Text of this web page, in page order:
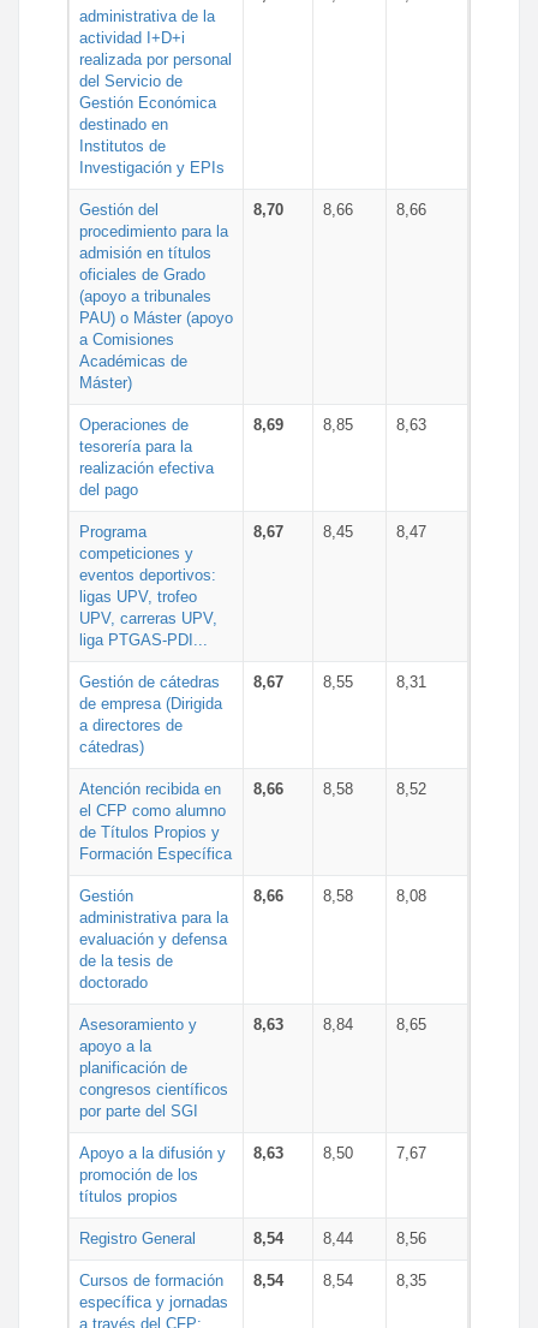
administrativa de la
actividad I+D+i
realizada por personal
del Servicio de
Gestión Económica
destinado en
Institutos de
Investigación y EPIs
Gestión del
procedimiento para la
admisión en títulos
oficiales de Grado
(apoyo a tribunales
PAU) o Máster (apoyo
a Comisiones
Académicas de
Máster)
8,70 8,66 8,66
Operaciones de
tesorería para la
realización efectiva
del pago
8,69 8,85 8,63
Programa
competiciones y
eventos deportivos:
ligas UPV, trofeo
UPV, carreras UPV,
liga PTGAS-PDI...
8,67 8,45 8,47
Gestión de cátedras
de empresa (Dirigida
a directores de
cátedras)
8,67 8,55 8,31
Atención recibida en
el CFP como alumno
de Títulos Propios y
Formación Específica
8,66 8,58 8,52
Gestión
administrativa para la
evaluación y defensa
de la tesis de
doctorado
8,66 8,58 8,08
Asesoramiento y
apoyo a la
planificación de
congresos científicos
por parte del SGI
8,63 8,84 8,65
Apoyo a la difusión y
promoción de los
títulos propios
8,63 8,50 7,67
Registro General 8,54 8,44 8,56
Cursos de formación
específica y jornadas
a través del CFP:
8,54 8,54 8,35